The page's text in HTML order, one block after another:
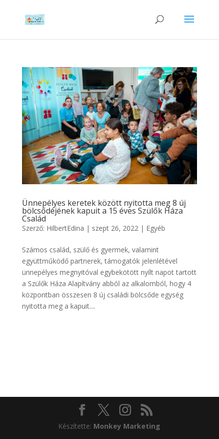
Ünnepélyes keretek között nyitotta meg 8 új
bölcsődéjének kapuit a 15 éves Szülők Háza
Család
Szerző: HilbertEdina | szept 26, 2022| Egyéb
Számos család, szülő és gyermek, valamint
együttműködő partnerek, támogatók jelenlétével
ünnepélyes megnyitóval egybekötött nyílt napot tartott
a Szülők Háza Alapítvány abból az alkalomból, hogy 4
központban összesen 8 új családi bölcsőde egység
nyitotta meg a kapuit....
Készítette: Monkey Marketing